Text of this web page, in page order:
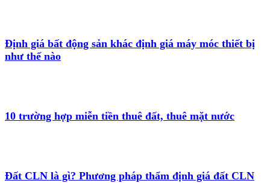
Định giá bất động sản khác định giá máy móc thiết bị
như thế nào
10 trường hợp miễn tiền thuê đất, thuê mặt nước
Đất CLN là gì? Phương pháp thẩm định giá đất CLN